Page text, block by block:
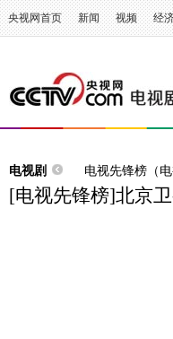
央视网首页 新闻 视频 经
电视剧 电视先锋榜（电
[电视先锋榜]北京